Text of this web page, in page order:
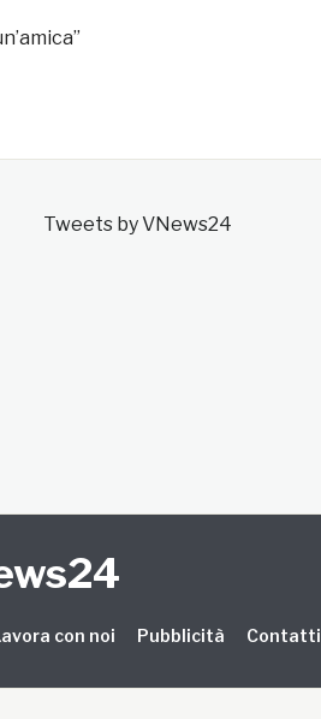
Tweets by VNews24
con noi Pubblicità Contatti